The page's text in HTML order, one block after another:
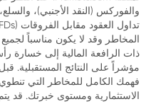
والفوركس (النقد الأجنبي)،
المخاطر وقد لا يكون مناسباً
ذات الرافعة المالية إلى خسارة
مؤشراً على النتائج المستقبلية.
فهمك الكامل للمخاطر التي تنطوي
الاستثمارية ومستوى خبرتك. قد